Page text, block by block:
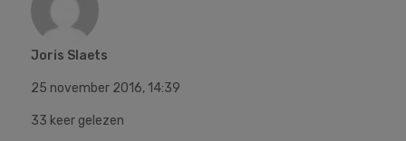
Joris Slaets
25 november 2016, 14:39
33 keer gelezen